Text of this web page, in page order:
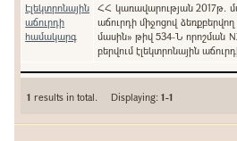
Էլեկտրոնային
աճուրդի
համակարգ
ՀՀ կառավարության 2017թ.
աճուրդի միջոցով
մասին» թիվ 534-Ն որոշման
բերվում էլեկտրոնային
1 results in total. Displaying:1-1